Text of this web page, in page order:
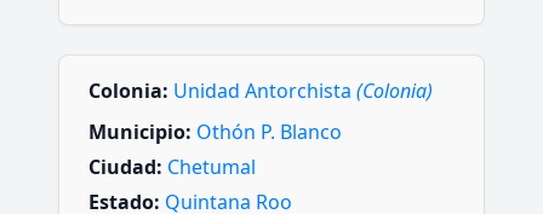
Colonia: Unidad Antorchista (Colonia)
Municipio: Othón P. Blanco
Ciudad: Chetumal
Estado: Quintana Roo